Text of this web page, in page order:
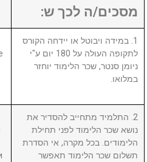
מסכים/ה לכך ש:
1. במידה ויבוטל או יידחה הקורס
לתקופה העולה על 180 יום ע"י
ניומן סנטר, שכר הלימוד יוחזר
במלואו.
2. התלמיד מתחייב להסדיר את
נושא שכר הלימוד לפני תחילת
הלימודים. בכל מקרה, אי הסדרת
תשלום שכר הלימוד תאפשר